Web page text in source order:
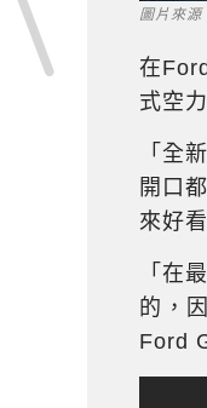
圖片來源
在
式空
「全
開口
來好
「在
的，
Ford